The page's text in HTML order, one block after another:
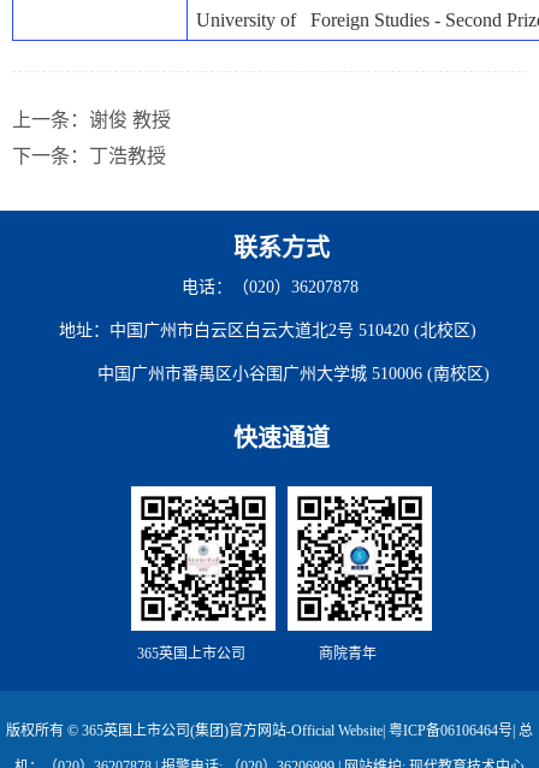
University of Foreign Studies - Second
上一条： 谢俊 教授
下一条： 丁浩教授
联系方式
电话：（020）36207878
地址：中国广州市白云区白云大道北2号 510420 (北校区)
中国广州市番禺区小谷围广州大学城 510006 (南校区)
快速通道
365英国上市公司 商院青年
版权所有 © 365英国上市公司(集团)官方网站-Official Website| 粤ICP备06106464号 | 总